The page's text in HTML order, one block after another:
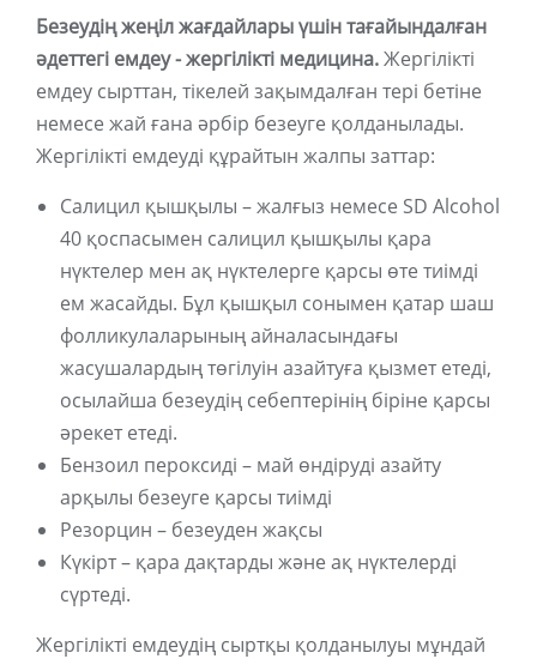
Безеудің жеңіл жағдайлары үшін тағайындалған
әдеттегі емдеу - жергілікті медицина.Жергілікті
емдеу сырттан, тікелей зақымдалған тері бетіне
немесе жай ғана әрбір безеуге қолданылады.
Жергілікті емдеуді құрайтын жалпы заттар:
Салицил қышқылы – жалғыз немесе SD Alcohol
40 қоспасымен салицил қышқылы қара
нүктелер мен ақ нүктелерге қарсы өте тиімді
ем жасайды. Бұл қышқыл сонымен қатар шаш
фолликулаларының айналасындағы
жасушалардың төгілуін азайтуға қызмет етеді,
осылайша безеудің себептерінің біріне қарсы
әрекет етеді.
Бензоил пероксиді – май өндіруді азайту
арқылы безеуге қарсы тиімді
Резорцин – безеуден жақсы
Күкірт – қара дақтарды және ақ нүктелерді
сүртеді.
Жергілікті емдеудің сыртқы қолданылуы мұндай